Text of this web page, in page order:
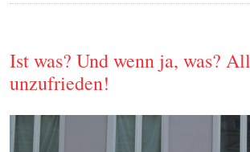
Ist was? Und wenn ja, was?
unzufrieden!